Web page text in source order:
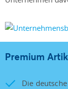
Premium
Die